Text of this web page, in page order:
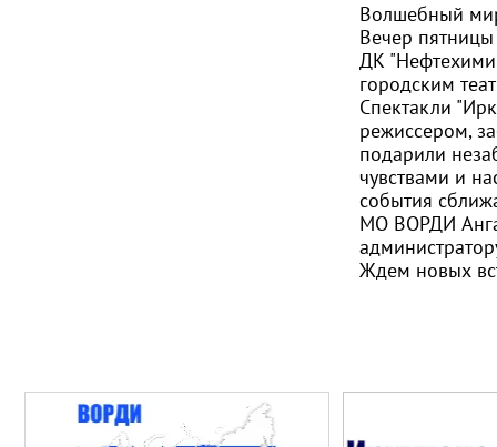
Волшебный
Вечер
ДК
городским
Спектакли
режиссером,
подарили
чувствами и
события
МО ВОРДИ
Ждем новых